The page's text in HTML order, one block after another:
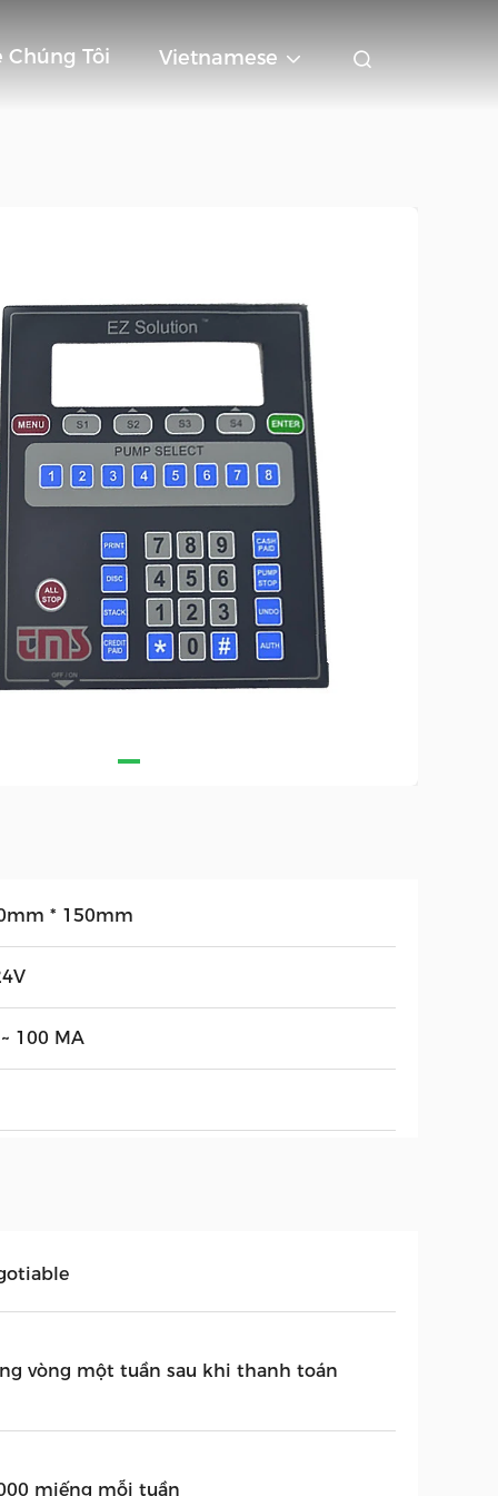
Chúng Tôi Vietnamese
* 150mm
100 MA
vòng một tuần sau khi thanh toán
miếng mỗi tuần